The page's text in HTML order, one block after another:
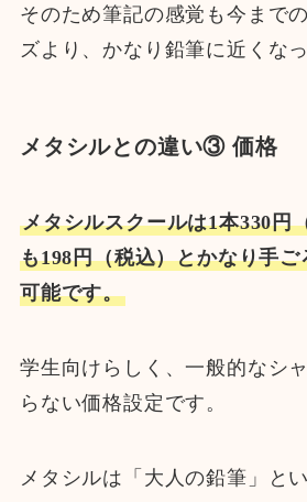
そのため筆記の感覚も今まで
ズより、かなり鉛筆に近くな
メタシルとの違い③ 価格
メタシルスクールは1本330円
も198円（税込）とかなり手
可能です。
学生向けらしく、一般的なシ
らない価格設定です。
メタシルは「大人の鉛筆」と